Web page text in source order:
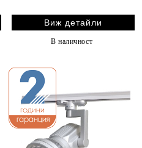
Виж детайли
В наличност